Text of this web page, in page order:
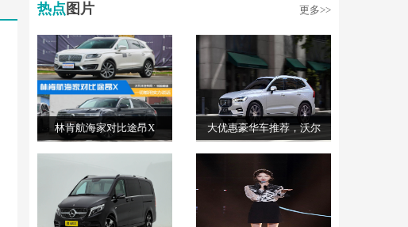
热点 图片 更多>>
林肯航海家对比途昂X 大优惠豪华车推荐，沃尔